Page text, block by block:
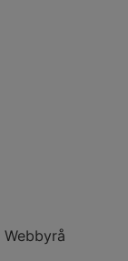
Webbyrå